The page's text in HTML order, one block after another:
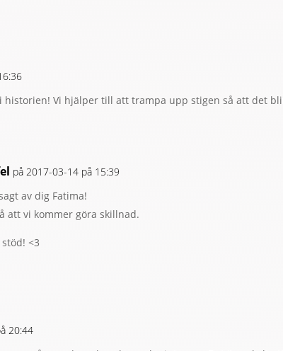
historien! Vi hjälper till att trampa upp stigen så att det
på 2017-03-14 på 15:39
av dig Fatima!
att vi kommer göra skillnad.
<3
20:44